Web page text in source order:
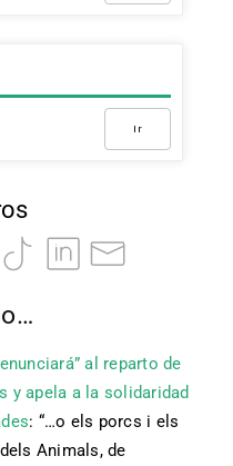
Ir
al reparto de
y apela a la solidaridad
: “…o els porcs i els
Animals, de